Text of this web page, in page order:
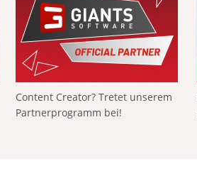
Content Creator? Tretet unserem
Partnerprogramm bei!